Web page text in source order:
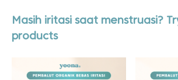
Masih iritasi saat menstruasi?
products